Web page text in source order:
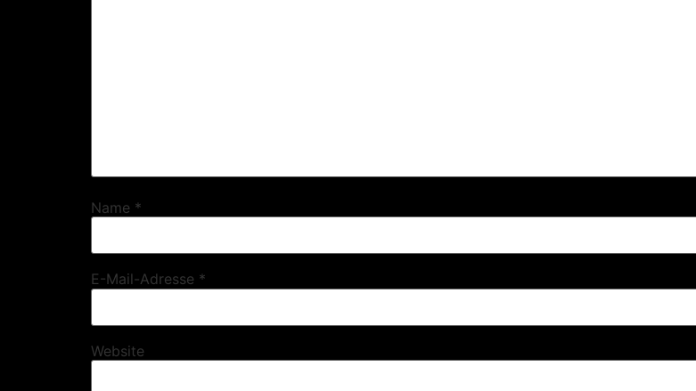
Name *
E-Mail-Adresse *
Website